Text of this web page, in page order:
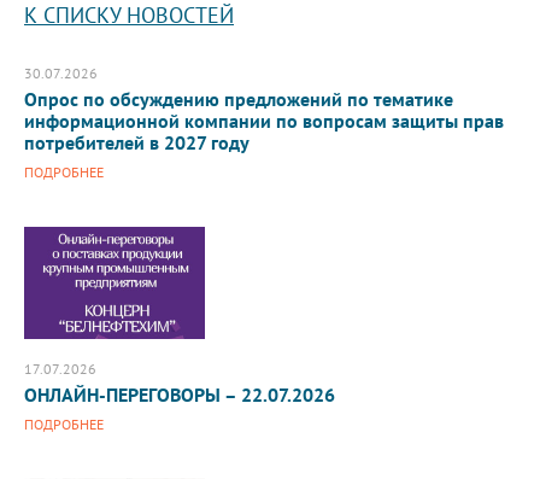
К СПИСКУ НОВОСТЕЙ
30.07.2026
Опрос по обсуждению предложений по тематике
информационной компании по вопросам защиты прав
потребителей в 2027 году
ПОДРОБНЕЕ
17.07.2026
ОНЛАЙН-ПЕРЕГОВОРЫ – 22.07.2026
ПОДРОБНЕЕ